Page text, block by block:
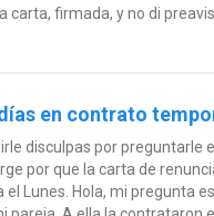
carta, firmada, y no di
en contrato
disculpas por preguntarle
por que la carta de
Lunes. Hola, mi pregunta